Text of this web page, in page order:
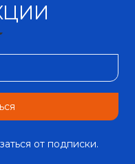
от подписки.